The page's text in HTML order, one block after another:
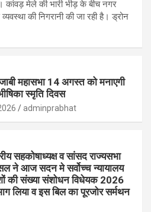
कांवड़ मेले की भारी भीड़ के बीच नगर
की निगरानी की जा रही है। ड्रोन
महासभा 14 अगस्त को मनाएगी
स्मृति दिवस
adminprabhat
सहकोषाध्यक्ष व सांसद राज्यसभा
ने आज सदन मे सर्वोच्च न्यायालय
की संख्या संशोधन विधेयक 2026
लिया व इस बिल का पूरजोर सर्मथन